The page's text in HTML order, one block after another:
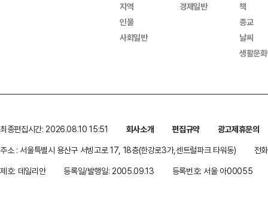
지역
인물
사회일반
경제일반
책
종교
날씨
생활문
최종편집시간: 2026.08.10 15:51 회사소개 편집규약
광고제휴문의
주소 : 서울특별시 용산구 서빙고로 17, 18층(한강로3가,센트럴파크 타워동)
전
제호: 데일리안
등록일/발행일: 2005.09.13 등록번호: 서울 아00055